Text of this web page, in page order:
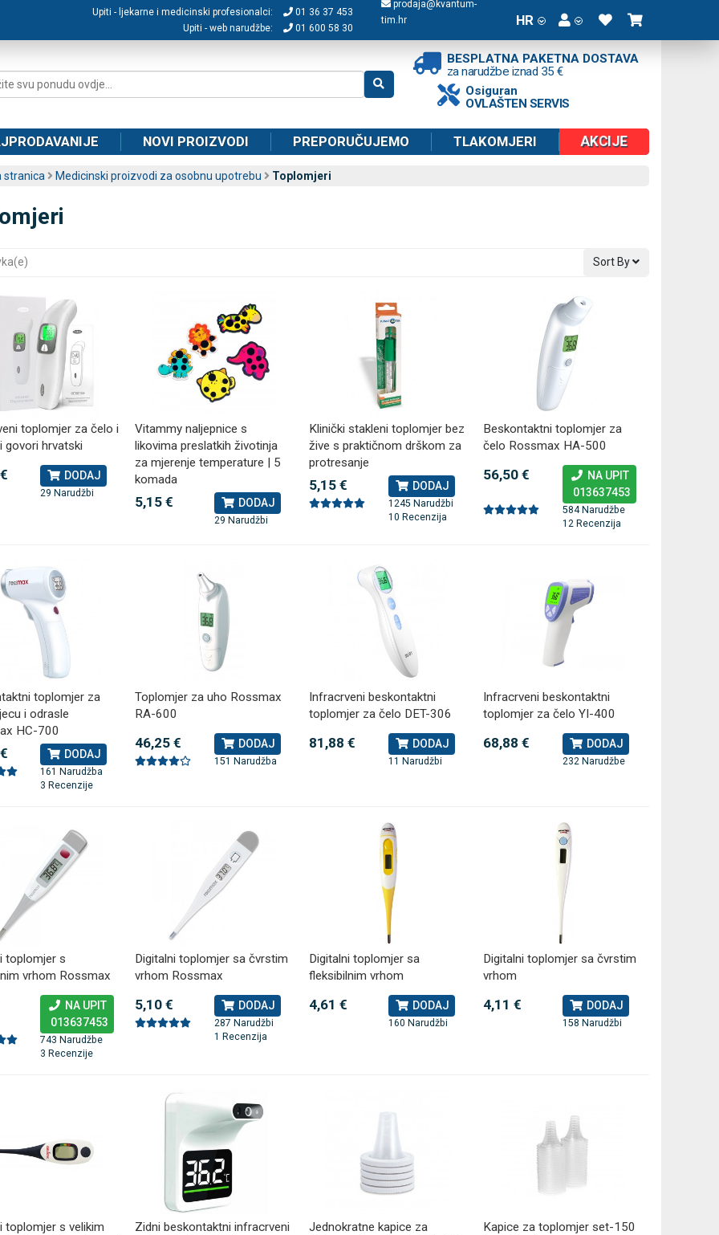
Upiti - ljekarne i medicinski profesionalci:
01 36 37 453
Upiti - web narudžbe:
01 600 58 30
prodaja@kvantum-
tim.hr
HR
BESPLATNA PAKETNA DOSTAVA
za narudžbe iznad 35 €
Osiguran
OVLAŠTEN SERVIS
NOVI PROIZVODI PREPORUČUJEMO TLAKOMJERI AKCIJE
stranica Medicinski proizvodi za osobnu upotrebu Toplomjeri
Sort By
toplomjer za čelo i
govori hrvatski
DODAJ
29 Narudžbi
Vitammy naljepnice s
likovima preslatkih životinja
za mjerenje temperature | 5
komada
5,15 € DODAJ
29 Narudžbi
Klinički stakleni toplomjer bez
žive s praktičnom drškom za
protresanje
5,15 € DODAJ
1245 Narudžbi
10 Recenzija
Beskontaktni toplomjer za
čelo Rossmax HA-500
56,50 €
NA UPIT
013637453
584 Narudžbe
12 Recenzija
toplomjer za
i odrasle
HC-700
DODAJ
161 Narudžba
3 Recenzije
Toplomjer za uho Rossmax
RA-600
46,25 € DODAJ
151 Narudžba
Infracrveni beskontaktni
toplomjer za čelo DET-306
81,88 € DODAJ
11 Narudžbi
Infracrveni beskontaktni
toplomjer za čelo YI-400
68,88 € DODAJ
232 Narudžbe
toplomjer s
vrhom Rossmax
NA UPIT
013637453
743 Narudžbe
3 Recenzije
Digitalni toplomjer sa čvrstim
vrhom Rossmax
5,10 € DODAJ
287 Narudžbi
1 Recenzija
Digitalni toplomjer sa
fleksibilnim vrhom
4,61 € DODAJ
160 Narudžbi
Digitalni toplomjer sa čvrstim
vrhom
4,11 € DODAJ
158 Narudžbi
toplomjer s velikim
Zidni beskontaktni infracrveni
Jednokratne kapice za
Kapice za toplomjer set-150
NB500 profesionalni
inhalator
494 Narudžbe
15 Recenzija
HF6002 s valjkastim zračnim
komorama i kompresorom |
Kvantum-tim
150,36 € DODAJ
546 Narudžbi
Antidekubitalni madrac FOFO
HF6001 s kompresorom | Kvantum-
tim
75,60 € DODAJ
770 Narudžbi
2 Recenzije
Pilla Line 7 × 1 –
1 Narudžba
DODAJ